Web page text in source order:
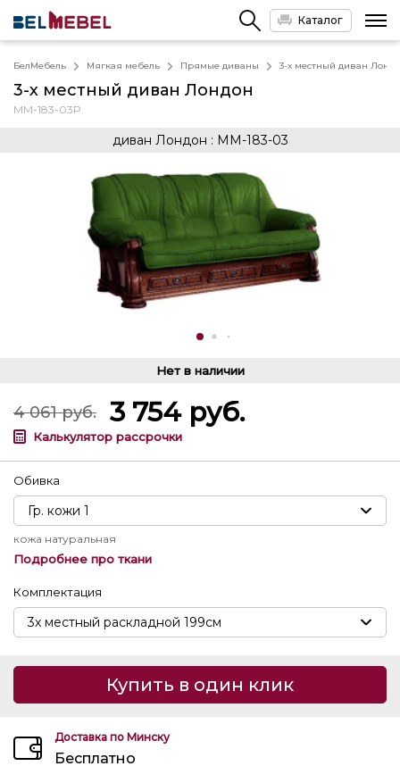
Каталог
БелМебель Мягкая мебель Прямые диваны 3-х местный диван
3-х местный диван Лондон
ММ-183-03Р
диван Лондон : ММ-183-03
Нет в наличии
4 061 руб. 3 754 руб.
Калькулятор рассрочки
Обивка
кожа натуральная
Подробнее про ткани
Комплектация
Купить в один клик
Доставка по Минску
Бесплатно